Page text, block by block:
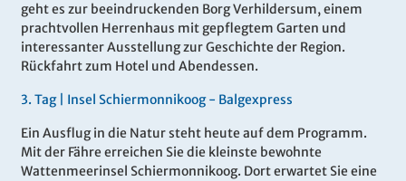
geht es zur beeindruckenden Borg Verhildersum, einem
prachtvollen Herrenhaus mit gepflegtem Garten und
interessanter Ausstellung zur Geschichte der Region.
Rückfahrt zum Hotel und Abendessen.
3. Tag | Insel Schiermonnikoog - Balgexpress
Ein Ausflug in die Natur steht heute auf dem Programm.
Mit der Fähre erreichen Sie die kleinste bewohnte
Wattenmeerinsel Schiermonnikoog. Dort erwartet Sie eine